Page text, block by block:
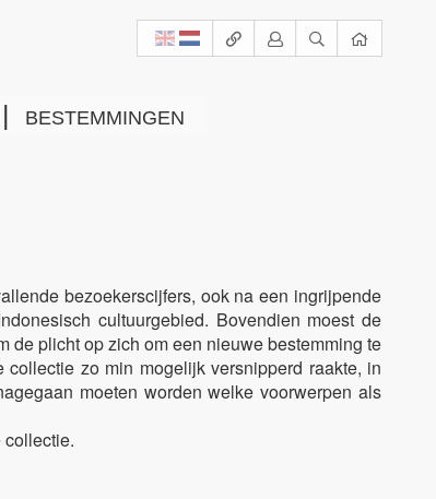
| bestemmingen
bezoekerscijfers, ook na een ingrijpende
cultuurgebied. Bovendien moest de
de plicht op zich om een nieuwe bestemming te
zo min mogelijk versnipperd raakte, in
moeten worden welke voorwerpen als
collectie.